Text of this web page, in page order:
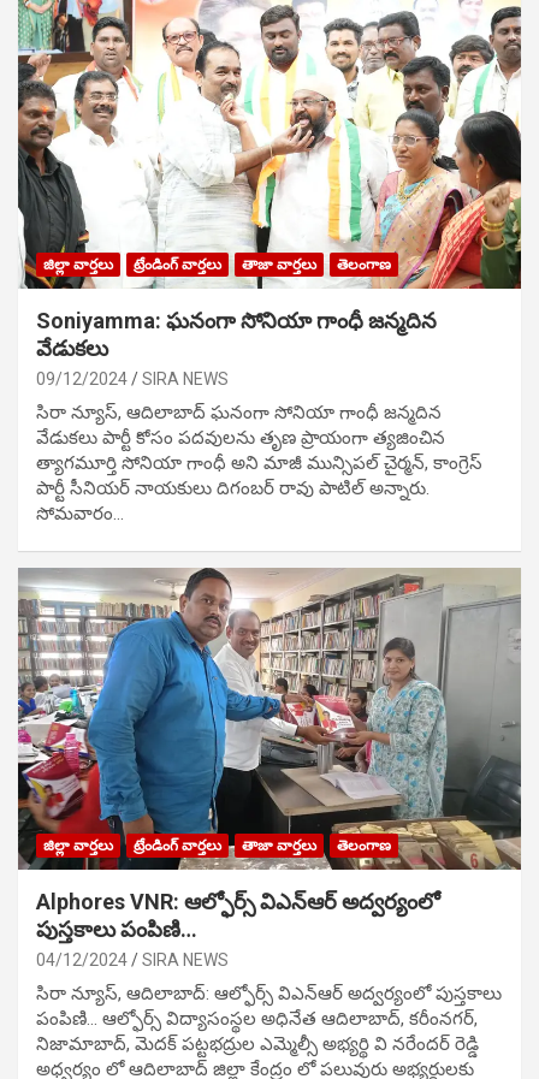
జిల్లా వార్తలు ట్రేండింగ్ వార్తలు తాజా వార్తలు తెలంగాణ
Soniyamma: ఘ‌నంగా సోనియా గాంధీ జ‌న్మ‌దిన
వేడుక‌లు
09/12/2024 SIRA NEWS
సిరా న్యూస్, ఆదిలాబాద్ ఘ‌నంగా సోనియా గాంధీ జ‌న్మ‌దిన
వేడుక‌లు పార్టీ కోసం ప‌ద‌వుల‌ను తృణ ప్రాయంగా త్య‌జించిన
త్యాగమూర్తి సోనియా గాంధీ అని మాజీ మున్సిప‌ల్ చైర్మ‌న్, కాంగ్రెస్
పార్టీ సీనియ‌ర్ నాయ‌కులు దిగంబ‌ర్ రావు పాటిల్ అన్నారు.
సోమవారం…
జిల్లా వార్తలు ట్రేండింగ్ వార్తలు తాజా వార్తలు తెలంగాణ
Alphores VNR: ఆల్ఫోర్స్ విఎన్ఆర్ అద్వర్యంలో
పుస్తకాలు పంపిణి…
04/12/2024 SIRA NEWS
సిరా న్యూస్, ఆదిలాబాద్: ఆల్ఫోర్స్ విఎన్ఆర్ అద్వర్యంలో పుస్తకాలు
పంపిణి… ఆల్ఫోర్స్ విద్యాసంస్థల అధినేత ఆదిలాబాద్, కరీంనగర్,
నిజామాబాద్, మెదక్ పట్టభద్రుల ఎమ్మెల్సీ అభ్యర్థి వి నరేందర్ రెడ్డి
అధ్వర్యం లో ఆదిలాబాద్ జిల్లా కేంద్రం లో పలువురు అభ్యర్థులకు